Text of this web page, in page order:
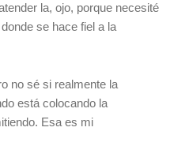
la, ojo, porque necesité
se hace fiel a la
no sé si realmente la
está colocando la
Esa es mi